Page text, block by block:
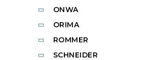
ONWA
ORIMA
ROMMER
SCHNEIDER